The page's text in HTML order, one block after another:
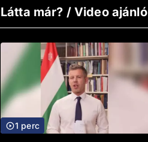
Látta már? / Video ajánló
1 perc